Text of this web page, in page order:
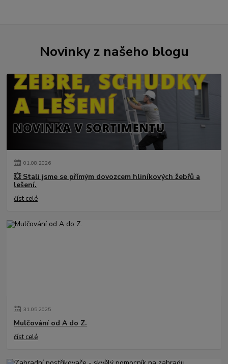
Novinky z našeho blogu
01.08.2026
💥 Stali jsme se přímým dovozcem hliníkových žebřů a
lešení.
číst celé
31.05.2025
Mulčování od A do Z.
číst celé